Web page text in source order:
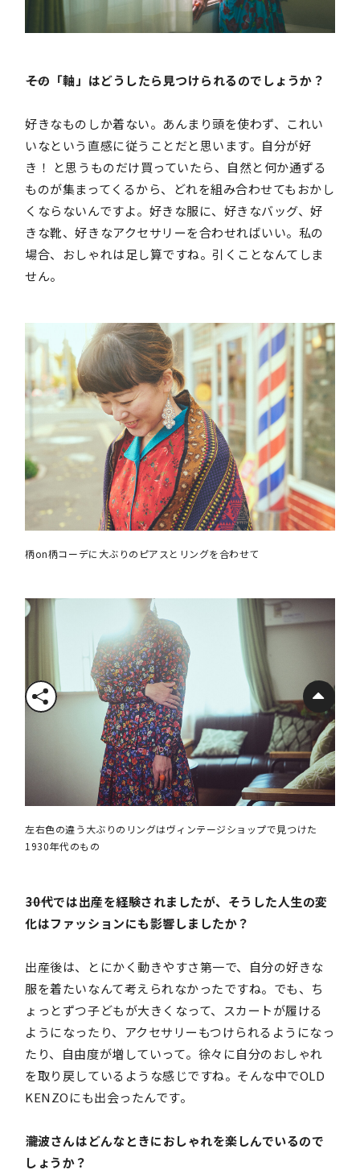
――その「軸」はどうしたら見つけられるのでしょうか？
好きなものしか着ない。あんまり頭を使わず、これい
いなという直感に従うことだと思います。自分が好
き！ と思うものだけ買っていたら、自然と何か通ずる
ものが集まってくるから、どれを組み合わせてもおかし
くならないんですよ。好きな服に、好きなバッグ、好
きな靴、好きなアクセサリーを合わせればいい。私の
場合、おしゃれは足し算ですね。引くことなんてしま
せん。
柄on柄コーデに大ぶりのピアスとリングを合わせて
左右色の違う大ぶりのリングはヴィンテージショップで見つけた
1930年代のもの
――30代では出産を経験されましたが、そうした人生の変
化はファッションにも影響しましたか？
出産後は、とにかく動きやすさ第一で、自分の好きな
服を着たいなんて考えられなかったですね。でも、ち
ょっとずつ子どもが大きくなって、スカートが履ける
ようになったり、アクセサリーもつけられるようになっ
たり、自由度が増していって。徐々に自分のおしゃれ
を取り戻しているような感じですね。そんな中でOLD
KENZOにも出会ったんです。
――瀧波さんはどんなときにおしゃれを楽しんでいるので
しょうか？